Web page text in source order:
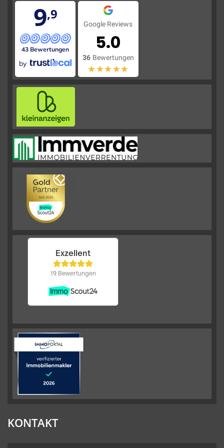
9,9
43 Bewertungen
by
Google Reviews
5.0
36 Bewertungen
KONTAKT